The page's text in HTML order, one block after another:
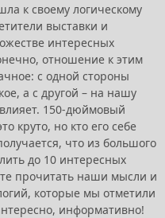
к своему логическому
выставки и
интересных
отношение к этим
с одной стороны
а с другой – на нашу
150-дюймовый
круто, но кто его себе
что из большого
до 10 интересных
прочитать наши мысли и
которые мы отметили
информативно!